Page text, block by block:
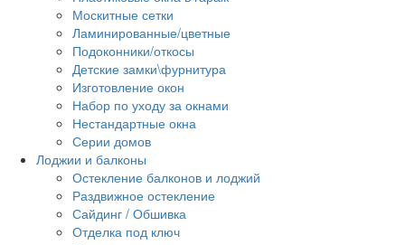
Москитные сетки
Ламинированные/цветные
Подоконники/откосы
Детские замки\фурнитура
Изготовление окон
Набор по уходу за окнами
Нестандартные окна
Серии домов
Лоджии и балконы
Остекление балконов и лоджий
Раздвижное остекление
Сайдинг / Обшивка
Отделка под ключ